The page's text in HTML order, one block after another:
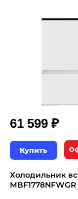
61 599 ₽
Купить
Холодильник
MBF1778NFWGR